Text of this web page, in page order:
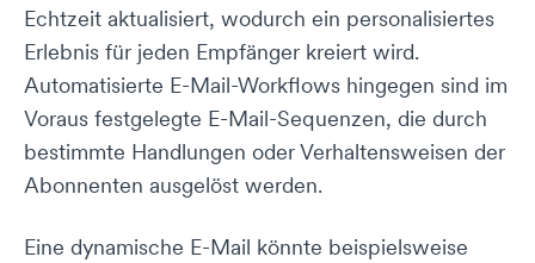
Echtzeit aktualisiert, wodurch ein personalisiertes
Erlebnis für jeden Empfänger kreiert wird.
Automatisierte E-Mail-Workflows hingegen sind im
Voraus festgelegte E-Mail-Sequenzen, die durch
bestimmte Handlungen oder Verhaltensweisen der
Abonnenten ausgelöst werden.
Eine dynamische E-Mail könnte beispielsweise